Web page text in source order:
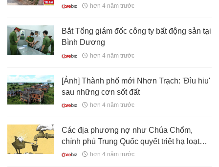
hơn 4 năm trước
Bắt Tổng giám đốc công ty bất động sản tại
Bình Dương
hơn 4 năm trước
[Ảnh] Thành phố mới Nhơn Trạch: 'Đìu hiu'
sau những cơn sốt đất
hơn 4 năm trước
Các địa phương nợ như Chúa Chổm,
chính phủ Trung Quốc quyết triệt hạ loạt
“thị trấn ma”hơn 4 năm trước